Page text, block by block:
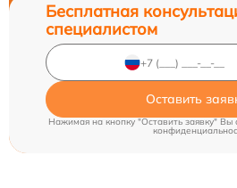
Бесплатная
специалистом
Оставить
Нажимая на кнопку "Оставить заявку" Вы